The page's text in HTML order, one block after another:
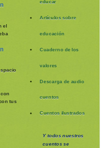
el
tus
educar
Artículos sobre
educación
Cuaderno de los
valores
Descarga de audio
cuentos
Cuentos ilustrados
Y todos nuestros
cuentos se